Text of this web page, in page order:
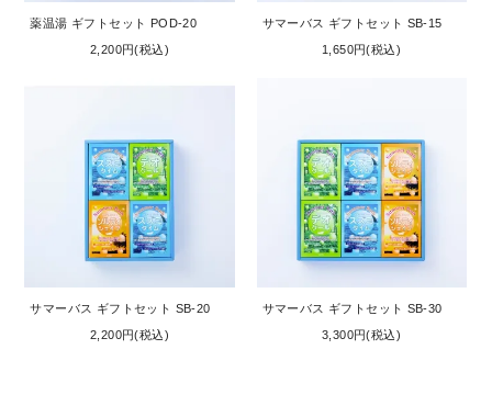
薬温湯 ギフトセット POD-20
2,200円(税込)
サマーバス ギフトセット SB-15
1,650円(税込)
サマーバス ギフトセット SB-20
2,200円(税込)
サマーバス ギフトセット SB-30
3,300円(税込)